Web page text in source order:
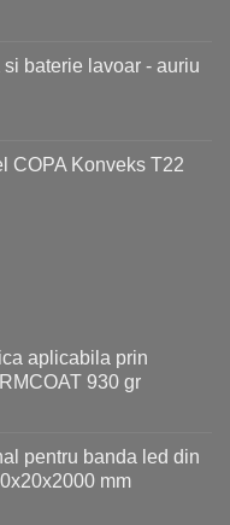
lei.
baterie lavoar - auriu
COPA Konveks T22
aplicabila prin
930 gr
lei.
pentru banda led din
mm